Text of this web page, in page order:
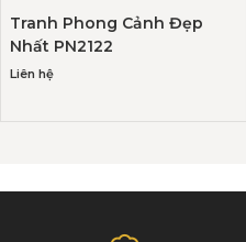
Tranh Phong Cảnh Đẹp
Nhất PN2122
Liên hệ